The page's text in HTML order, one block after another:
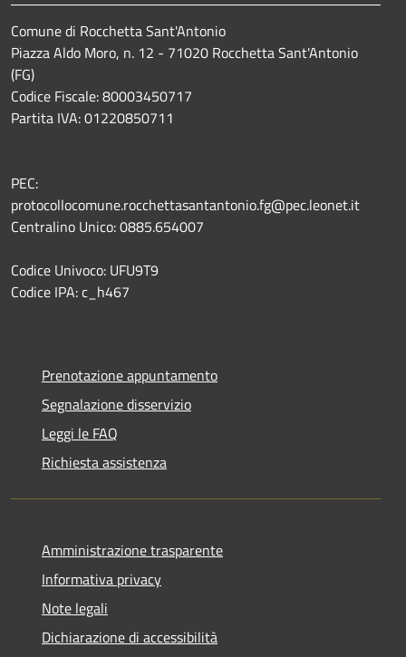
Comune di Rocchetta Sant'Antonio
Piazza Aldo Moro, n. 12 - 71020 Rocchetta Sant'Antonio
(FG)
Codice Fiscale: 80003450717
Partita IVA: 01220850711
PEC:
protocollocomune.rocchettasantantonio.fg@pec.leonet.it
Centralino Unico: 0885.654007
Codice Univoco: UFU9T9
Codice IPA: c_h467
Prenotazione appuntamento
Segnalazione disservizio
Leggi le FAQ
Richiesta assistenza
Amministrazione trasparente
Informativa privacy
Note legali
Dichiarazione di accessibilità